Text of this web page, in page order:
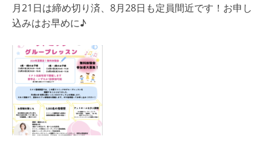
月21日は締め切り済、8月28日も定員間近です！お申し
込みはお早めに♪